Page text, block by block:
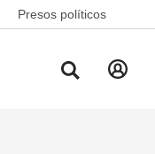
Presos políticos